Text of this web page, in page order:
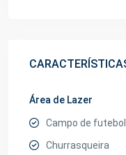
Área de Lazer
Campo de futebol
Churrasqueira